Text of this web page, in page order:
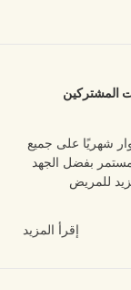
المشتركين
شهريًا على جميع
بفضل الجهد
للمريض
إقرأ المزيد